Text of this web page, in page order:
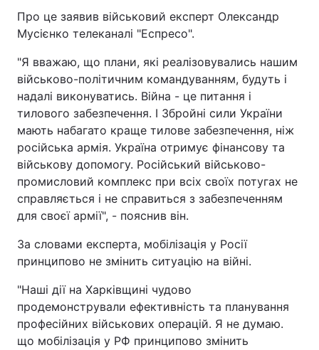
Про це заявив військовий експерт Олександр
Мусієнко телеканалі "Еспресо".
"Я вважаю, що плани, які реалізовувались нашим
військово-політичним командуванням, будуть і
надалі виконуватись. Війна - це питання і
тилового забезпечення. І Збройні сили України
мають набагато краще тилове забезпечення, ніж
російська армія. Україна отримує фінансову та
військову допомогу. Російський військово-
промисловий комплекс при всіх своїх потугах не
справляється і не справиться з забезпеченням
для своєї армії", - пояснив він.
За словами експерта, мобілізація у Росії
принципово не змінить ситуацію на війні.
"Наші дії на Харківщині чудово
продемонстрували ефективність та планування
професійних військових операцій. Я не думаю.
що мобілізація у РФ принципово змінить